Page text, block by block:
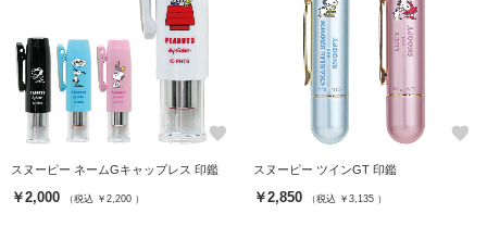
favorite
スヌーピー ネームGキャップレス 印鑑
￥2,000 （税込 ￥2,200 ）
favorite
スヌーピー ツインGT 印鑑
￥2,850 （税込 ￥3,135 ）